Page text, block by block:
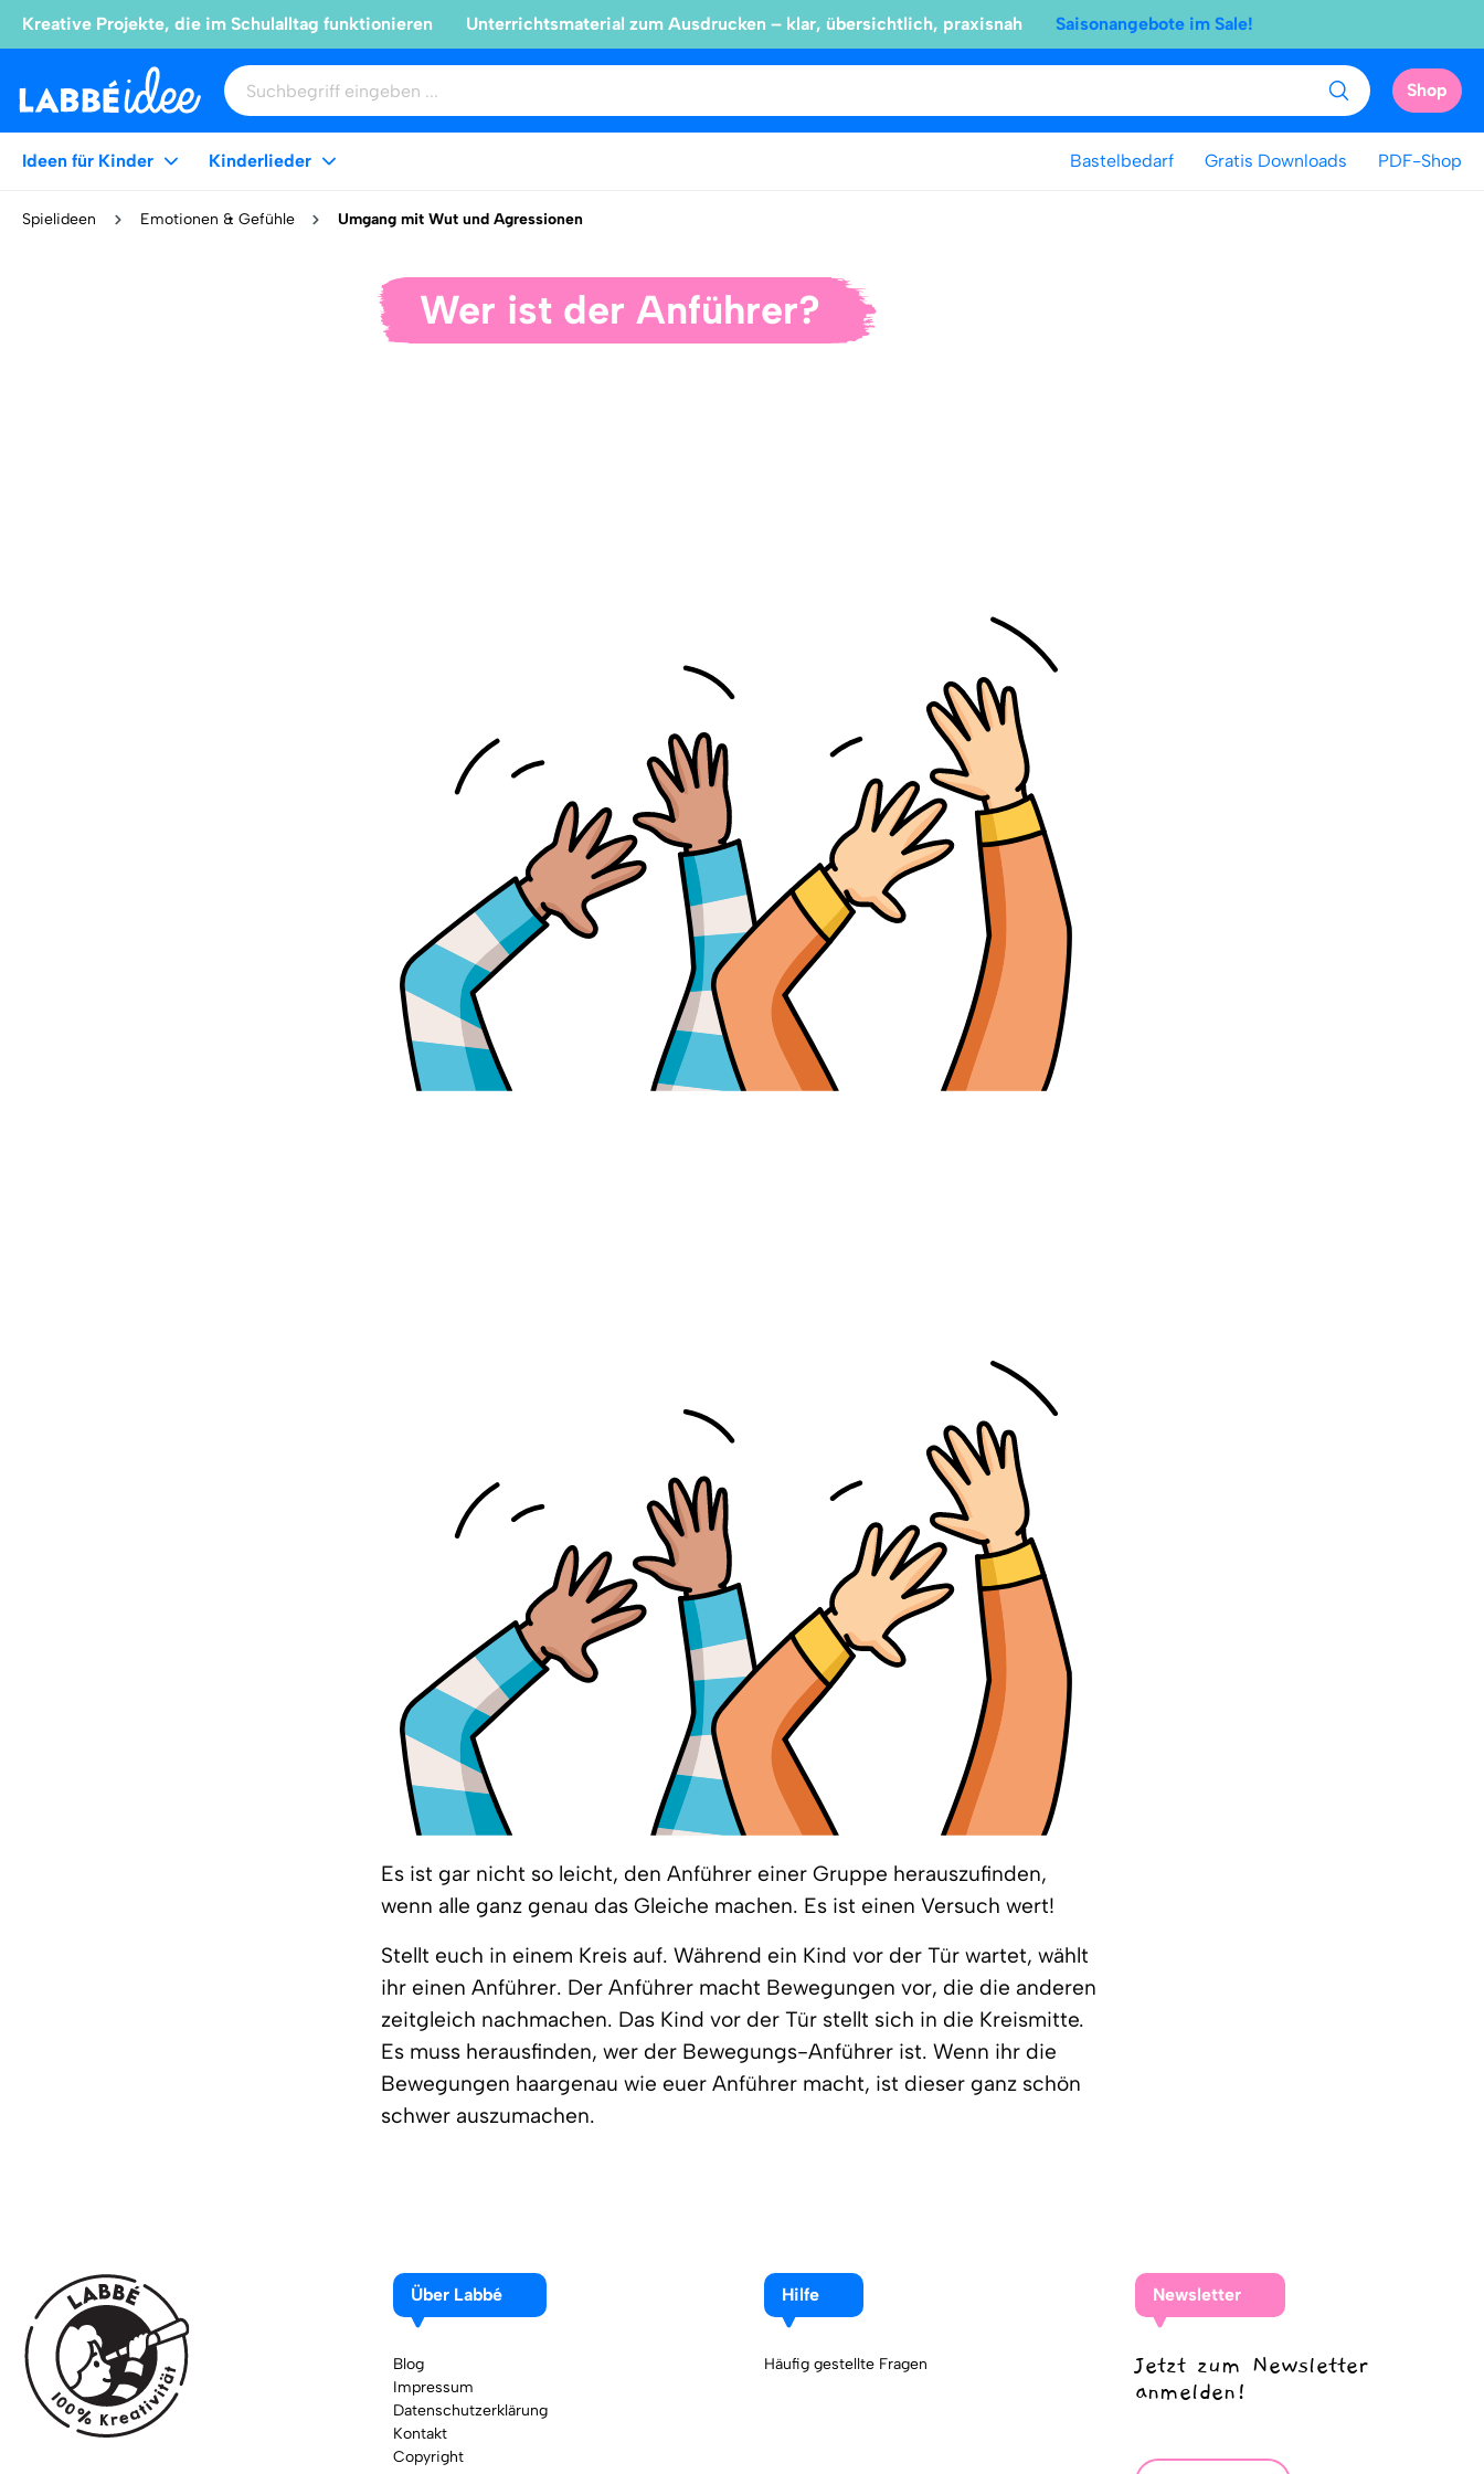
Kreative Projekte, die im Schulalltag funktionieren Unterrichtsmaterial zum Ausdrucken – klar, übersichtlich, praxisnah Saisonangebote im Sale!
Shop
Ideen für Kinder Kinderlieder Bastelbedarf Gratis Downloads PDF-Shop
Spielideen Emotionen & Gefühle Umgang mit Wut und Agressionen
Wer ist der Anführer?
Es ist gar nicht so leicht, den Anführer einer Gruppe herauszufinden,
wenn alle ganz genau das Gleiche machen. Es ist einen Versuch wert!
Stellt euch in einem Kreis auf. Während ein Kind vor der Tür wartet, wählt
ihr einen Anführer. Der Anführer macht Bewegungen vor, die die anderen
zeitgleich nachmachen. Das Kind vor der Tür stellt sich in die Kreismitte.
Es muss herausfinden, wer der Bewegungs-Anführer ist. Wenn ihr die
Bewegungen haargenau wie euer Anführer macht, ist dieser ganz schön
schwer auszumachen.
Über Labbé
Blog
Impressum
Datenschutzerklärung
Kontakt
Copyright
Hilfe
Häufig gestellte Fragen
Newsletter
Jetzt zum Newsletter
anmelden!